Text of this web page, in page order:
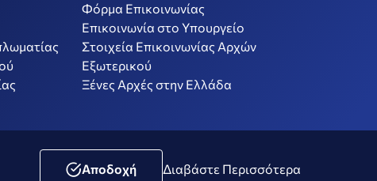
Φόρμα Επικοινωνίας
Επικοινωνία στο Υπουργείο
Στοιχεία Επικοινωνίας Αρχών
Εξωτερικού
Ξένες Αρχές στην Ελλάδα
Πολιτική Μέσων Κοινωνικής Δικτύωσης Δήλωση Προσβασιμότητας
Αποδοχή Διαβάστε Περισσότερα